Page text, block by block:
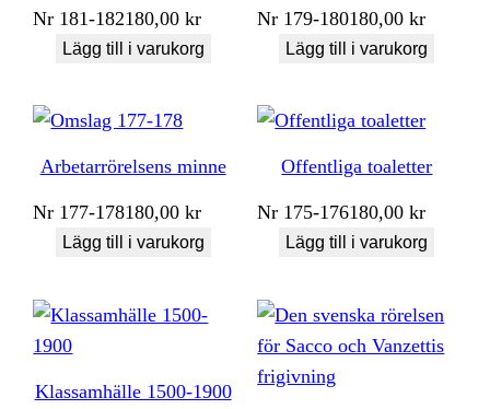
Nr 181-182180,00kr
Lägg till i varukorg
Nr 179-180180,00kr
Lägg till i varukorg
Arbetarrörelsens minne
Nr 177-178180,00kr
Lägg till i varukorg
Offentliga toaletter
Nr 175-176180,00kr
Lägg till i varukorg
Klassamhälle 1500-1900